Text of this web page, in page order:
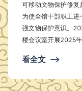
可移动文物保护修复
为使全馆干部职工
强文物保护意识。
楼会议室开展2025
移动文物保护与修复
、明代丝织品保护修
看全文 ⟶